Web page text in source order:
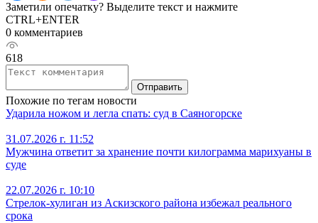
Заметили опечатку? Выделите текст и нажмите
CTRL+ENTER
0 комментариев
618
Отправить
Похожие по тегам новости
Ударила ножом и легла спать: суд в Саяногорске
31.07.2026 г. 11:52
Мужчина ответит за хранение почти килограмма марихуаны в
суде
22.07.2026 г. 10:10
Стрелок-хулиган из Аскизского района избежал реального
срока